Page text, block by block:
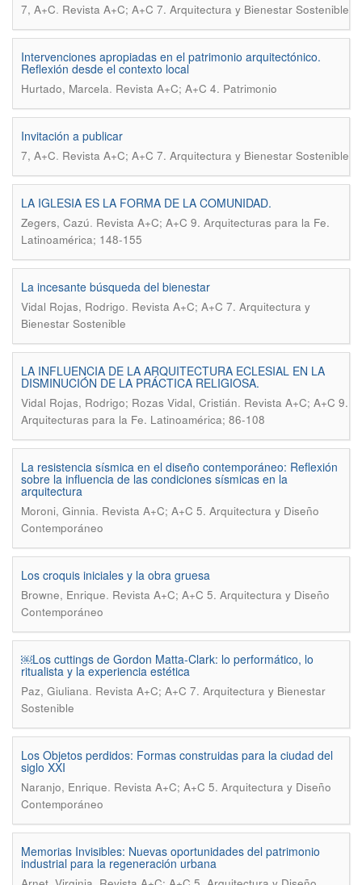
7, A+C. Revista A+C; A+C 7. Arquitectura y Bienestar Sostenible
Intervenciones apropiadas en el patrimonio arquitectónico.
Reflexión desde el contexto local
Hurtado, Marcela. Revista A+C; A+C 4. Patrimonio
Invitación a publicar
7, A+C. Revista A+C; A+C 7. Arquitectura y Bienestar Sostenible
LA IGLESIA ES LA FORMA DE LA COMUNIDAD.
Zegers, Cazú. Revista A+C; A+C 9. Arquitecturas para la Fe.
Latinoamérica; 148-155
La incesante búsqueda del bienestar
Vidal Rojas, Rodrigo. Revista A+C; A+C 7. Arquitectura y
Bienestar Sostenible
LA INFLUENCIA DE LA ARQUITECTURA ECLESIAL EN LA
DISMINUCIÓN DE LA PRÁCTICA RELIGIOSA.
Vidal Rojas, Rodrigo; Rozas Vidal, Cristián. Revista A+C; A+C 9.
Arquitecturas para la Fe. Latinoamérica; 86-108
La resistencia sísmica en el diseño contemporáneo: Reflexión
sobre la influencia de las condiciones sísmicas en la
arquitectura
Moroni, Ginnia. Revista A+C; A+C 5. Arquitectura y Diseño
Contemporáneo
Los croquis iniciales y la obra gruesa
Browne, Enrique. Revista A+C; A+C 5. Arquitectura y Diseño
Contemporáneo
￼Los cuttings de Gordon Matta-Clark: lo performático, lo
ritualista y la experiencia estética
Paz, Giuliana. Revista A+C; A+C 7. Arquitectura y Bienestar
Sostenible
Los Objetos perdidos: Formas construidas para la ciudad del
siglo XXI
Naranjo, Enrique. Revista A+C; A+C 5. Arquitectura y Diseño
Contemporáneo
Memorias Invisibles: Nuevas oportunidades del patrimonio
industrial para la regeneración urbana